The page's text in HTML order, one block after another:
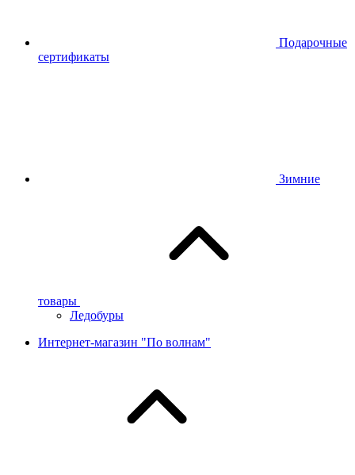
Подарочные
сертификаты
Зимние
товары
Ледобуры
Интернет-магазин "По волнам"